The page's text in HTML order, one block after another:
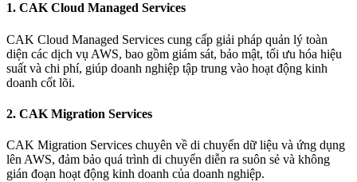
1. CAK Cloud Managed Services
CAK Cloud Managed Services cung cấp giải pháp quản lý toàn
diện các dịch vụ AWS, bao gồm giám sát, bảo mật, tối ưu hóa hiệu
suất và chi phí, giúp doanh nghiệp tập trung vào hoạt động kinh
doanh cốt lõi.
2. CAK Migration Services
CAK Migration Services chuyên về di chuyển dữ liệu và ứng dụng
lên AWS, đảm bảo quá trình di chuyển diễn ra suôn sẻ và không
gián đoạn hoạt động kinh doanh của doanh nghiệp.